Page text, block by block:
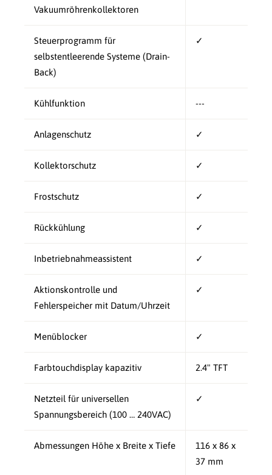
Vakuumröhrenkollektoren
Steuerprogramm für
selbstentleerende Systeme (Drain-
Back)
✓
Kühlfunktion ---
Anlagenschutz ✓
Kollektorschutz ✓
Frostschutz ✓
Rückkühlung ✓
Inbetriebnahmeassistent ✓
Aktionskontrolle und
Fehlerspeicher mit Datum/Uhrzeit
✓
Menüblocker ✓
Farbtouchdisplay kapazitiv 2.4" TFT
Netzteil für universellen
Spannungsbereich (100 … 240VAC)
✓
Abmessungen Höhe x Breite x Tiefe
116 x 86 x
37 mm